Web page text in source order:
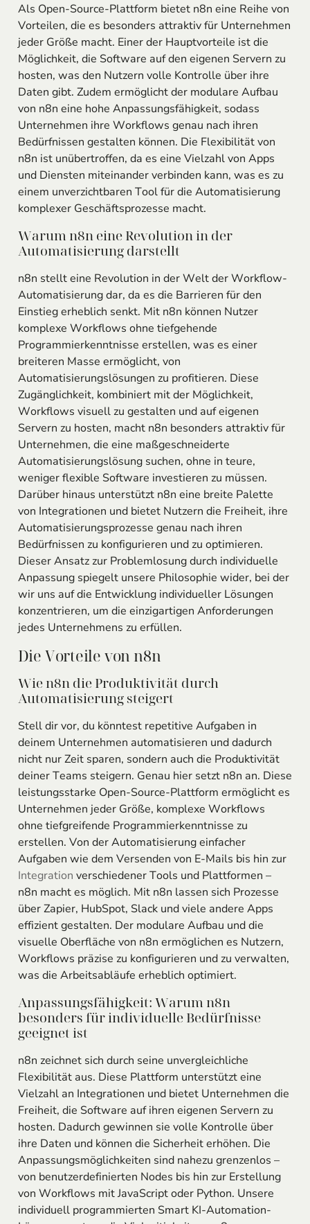
Als Open-Source-Plattform bietet n8n eine Reihe von
Vorteilen, die es besonders attraktiv für Unternehmen
jeder Größe macht. Einer der Hauptvorteile ist die
Möglichkeit, die Software auf den eigenen Servern zu
hosten, was den Nutzern volle Kontrolle über ihre
Daten gibt. Zudem ermöglicht der modulare Aufbau
von n8n eine hohe Anpassungsfähigkeit, sodass
Unternehmen ihre Workflows genau nach ihren
Bedürfnissen gestalten können. Die Flexibilität von
n8n ist unübertroffen, da es eine Vielzahl von Apps
und Diensten miteinander verbinden kann, was es zu
einem unverzichtbaren Tool für die Automatisierung
komplexer Geschäftsprozesse macht.
Warum n8n eine Revolution in der
Automatisierung darstellt
n8n stellt eine Revolution in der Welt der Workflow-
Automatisierung dar, da es die Barrieren für den
Einstieg erheblich senkt. Mit n8n können Nutzer
komplexe Workflows ohne tiefgehende
Programmierkenntnisse erstellen, was es einer
breiteren Masse ermöglicht, von
Automatisierungslösungen zu profitieren. Diese
Zugänglichkeit, kombiniert mit der Möglichkeit,
Workflows visuell zu gestalten und auf eigenen
Servern zu hosten, macht n8n besonders attraktiv für
Unternehmen, die eine maßgeschneiderte
Automatisierungslösung suchen, ohne in teure,
weniger flexible Software investieren zu müssen.
Darüber hinaus unterstützt n8n eine breite Palette
von Integrationen und bietet Nutzern die Freiheit, ihre
Automatisierungsprozesse genau nach ihren
Bedürfnissen zu konfigurieren und zu optimieren.
Dieser Ansatz zur Problemlosung durch individuelle
Anpassung spiegelt unsere Philosophie wider, bei der
wir uns auf die Entwicklung individueller Lösungen
konzentrieren, um die einzigartigen Anforderungen
jedes Unternehmens zu erfüllen.
Die Vorteile von n8n
Wie n8n die Produktivität durch
Automatisierung steigert
Stell dir vor, du könntest repetitive Aufgaben in
deinem Unternehmen automatisieren und dadurch
nicht nur Zeit sparen, sondern auch die Produktivität
deiner Teams steigern. Genau hier setzt n8n an. Diese
leistungsstarke Open-Source-Plattform ermöglicht es
Unternehmen jeder Größe, komplexe Workflows
ohne tiefgreifende Programmierkenntnisse zu
erstellen. Von der Automatisierung einfacher
Aufgaben wie dem Versenden von E-Mails bis hin zur
Integration verschiedener Tools und Plattformen –
n8n macht es möglich. Mit n8n lassen sich Prozesse
über Zapier, HubSpot, Slack und viele andere Apps
effizient gestalten. Der modulare Aufbau und die
visuelle Oberfläche von n8n ermöglichen es Nutzern,
Workflows präzise zu konfigurieren und zu verwalten,
was die Arbeitsabläufe erheblich optimiert.
Anpassungsfähigkeit: Warum n8n
besonders für individuelle Bedürfnisse
geeignet ist
n8n zeichnet sich durch seine unvergleichliche
Flexibilität aus. Diese Plattform unterstützt eine
Vielzahl an Integrationen und bietet Unternehmen die
Freiheit, die Software auf ihren eigenen Servern zu
hosten. Dadurch gewinnen sie volle Kontrolle über
ihre Daten und können die Sicherheit erhöhen. Die
Anpassungsmöglichkeiten sind nahezu grenzenlos –
von benutzerdefinierten Nodes bis hin zur Erstellung
von Workflows mit JavaScript oder Python. Unsere
individuell programmierten Smart KI-Automation-